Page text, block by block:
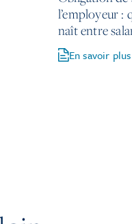
l’employeur :
naît entre
En savoir plus